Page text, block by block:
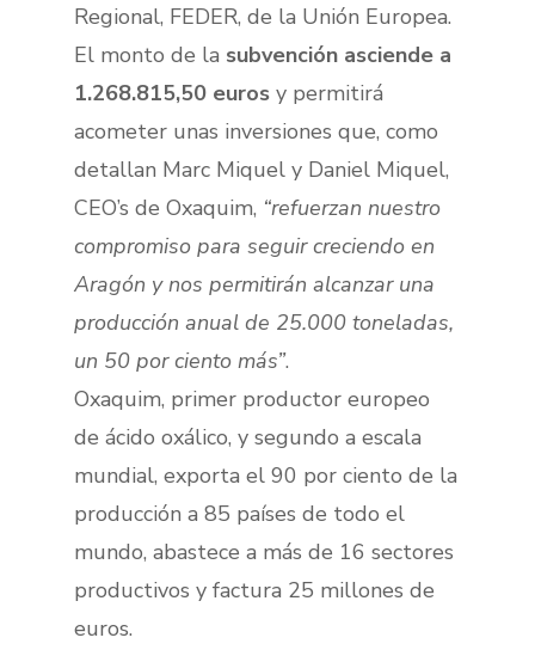
Regional, FEDER, de la Unión Europea.
El monto de la subvención asciende a
1.268.815,50 euros y permitirá
acometer unas inversiones que, como
detallan Marc Miquel y Daniel Miquel,
CEO’s de Oxaquim, “refuerzan nuestro
compromiso para seguir creciendo en
Aragón y nos permitirán alcanzar una
producción anual de 25.000 toneladas,
un 50 por ciento más”.
Oxaquim, primer productor europeo
de ácido oxálico, y segundo a escala
mundial, exporta el 90 por ciento de la
producción a 85 países de todo el
mundo, abastece a más de 16 sectores
productivos y factura 25 millones de
euros.